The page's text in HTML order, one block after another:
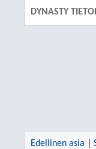
DYNASTY
Edellinen asia